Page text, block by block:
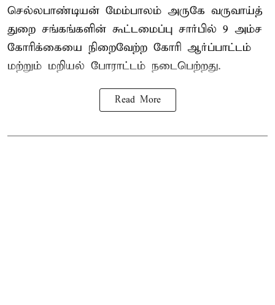
செல்லபாண்டியன் மேம்பாலம் அருகே வருவாய்த்
துறை சங்கங்களின் கூட்டமைப்பு சார்பில் 9 அம்ச
கோரிக்கையை நிறைவேற்ற கோரி ஆர்ப்பாட்டம்
மற்றும் மறியல் போராட்டம் நடைபெற்றது.
Read More